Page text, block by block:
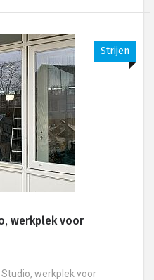
Strijen
werkplek voor
werkplek voor